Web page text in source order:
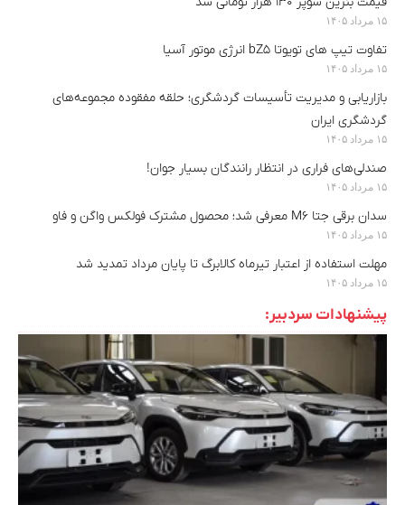
۱۵ مرداد ۱۴۰۵
تفاوت تیپ های تویوتا bZ5 انرژی موتور آسیا
۱۵ مرداد ۱۴۰۵
بازاریابی و مدیریت تأسیسات گردشگری؛ حلقه مفقوده مجموعه‌های
گردشگری ایران
۱۵ مرداد ۱۴۰۵
صندلی‌های فراری در انتظار رانندگان بسیار جوان!
۱۵ مرداد ۱۴۰۵
سدان برقی جتا M6 معرفی شد؛ محصول مشترک فولکس واگن و فاو
۱۵ مرداد ۱۴۰۵
مهلت استفاده از اعتبار تیرماه کالابرگ تا پایان مرداد تمدید شد
۱۵ مرداد ۱۴۰۵
پیشنهادات سردبیر: